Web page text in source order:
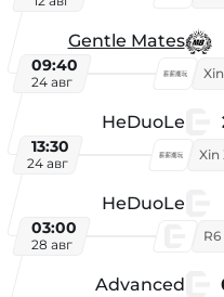
Gentle Mates
09:40
24 авг
HeDuoLe
13:30
24 авг
HeDuoLe
03:00
28 авг
Advanced